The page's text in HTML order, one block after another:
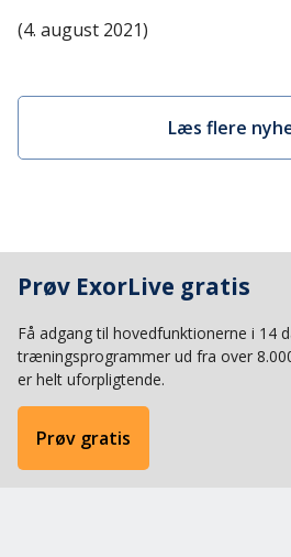
(4. august 2021)
Læs flere
Prøv ExorLive gratis
Få adgang til hovedfunktionerne i 14
træningsprogrammer ud fra over
er helt uforpligtende.
Prøv gratis